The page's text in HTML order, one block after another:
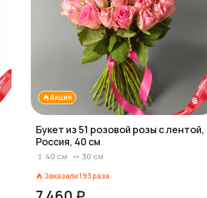
Акция
Букет из 51 розовой розы с лентой,
Россия, 40 см
40 см 30 см
Заказали193раза